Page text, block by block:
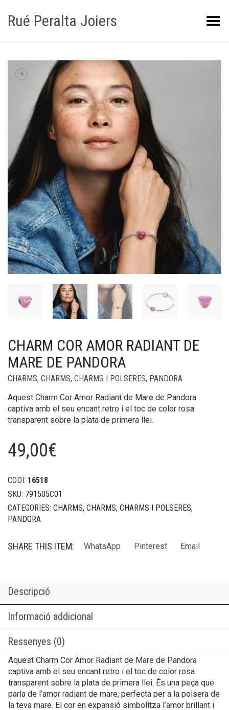
Rué Peralta Joiers Obrir/tancar el menú
+
CHARM COR AMOR RADIANT DE
MARE DE PANDORA
CHARMS, CHARMS, CHARMS I POLSERES, PANDORA
Aquest Charm Cor Amor Radiant de Mare de Pandora
captiva amb el seu encant retro i el toc de color rosa
transparent sobre la plata de primera llei.
49,00€
CODI: 16518
SKU: 791505C01
CATEGORIES: CHARMS, CHARMS, CHARMS I POLSERES,
PANDORA
SHARE THIS ITEM: WhatsApp Pinterest Email
Descripció
Informació addicional
Ressenyes (0)
Aquest Charm Cor Amor Radiant de Mare de Pandora
captiva amb el seu encant retro i el toc de color rosa
transparent sobre la plata de primera llei. És una peça que
parla de l’amor radiant de mare, perfecta per a la polsera de
la teva mare. El cor en expansió simbolitza l’amor brillant i